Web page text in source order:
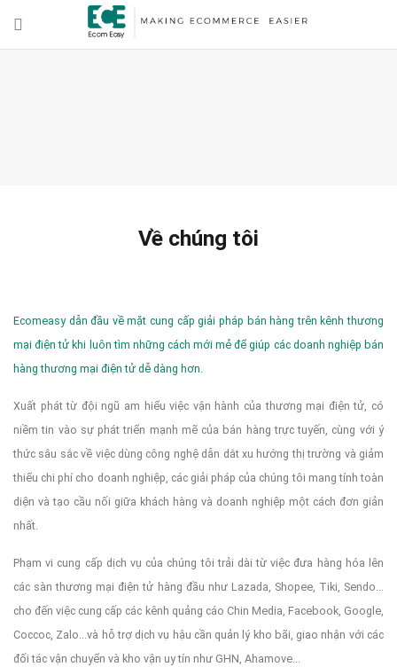
Về chúng tôi
Ecomeasy dẫn đầu về mặt cung cấp giải pháp bán hàng trên kênh thương
mại điện tử khi luôn tìm những cách mới mẻ để giúp các doanh nghiệp bán
hàng thương mại điện tử dễ dàng hơn.
Xuất phát từ đội ngũ am hiểu việc vận hành của thương mại điện tử, có
niềm tin vào sự phát triển mạnh mẽ của bán hàng trực tuyến, cùng với ý
thức sâu sắc về việc dùng công nghệ dẫn dắt xu hướng thị trường và giảm
thiểu chi phí cho doanh nghiệp, các giải pháp của chúng tôi mang tính toàn
diện và tạo cầu nối giữa khách hàng và doanh nghiệp một cách đơn giản
nhất.
Phạm vi cung cấp dịch vụ của chúng tôi trải dài từ việc đưa hàng hóa lên
các sàn thương mại điện tử hàng đầu như Lazada, Shopee, Tiki, Sendo...
cho đến việc cung cấp các kênh quảng cáo Chin Media, Facebook, Google,
Coccoc, Zalo...và hỗ trợ dịch vụ hậu cần quản lý kho bãi, giao nhận với các
đối tác vận chuyển và kho vận uy tín như GHN, Ahamove...